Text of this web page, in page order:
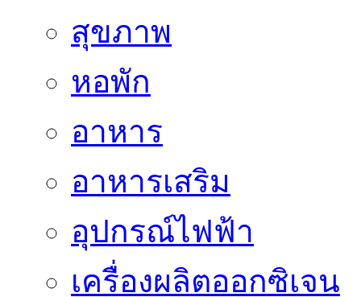
สุขภาพ
หอพัก
อาหาร
อาหารเสริม
อุปกรณ์ไฟฟ้า
เครื่องผลิตออกซิเจน